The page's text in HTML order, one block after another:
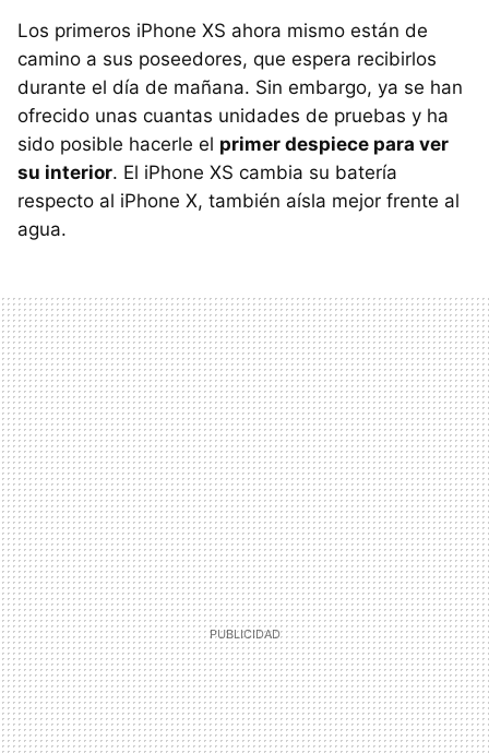
Los primeros iPhone XS ahora mismo están de
camino a sus poseedores, que espera recibirlos
durante el día de mañana. Sin embargo, ya se han
ofrecido unas cuantas unidades de pruebas y ha
sido posible hacerle el primer despiece para ver
su interior. El iPhone XS cambia su batería
respecto al iPhone X, también aísla mejor frente al
agua.